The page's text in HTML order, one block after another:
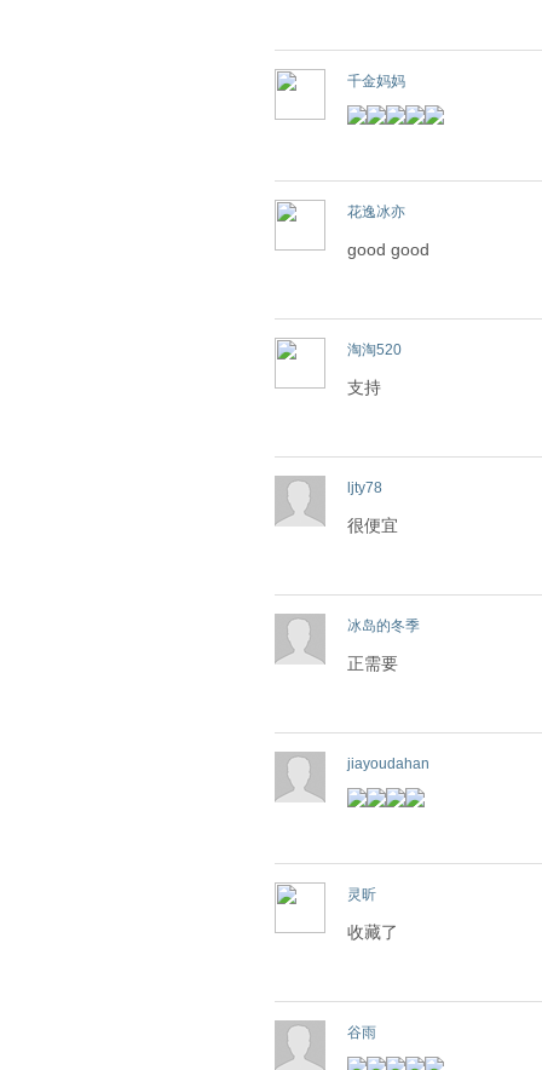
千金妈妈
花逸冰亦
good good
淘淘520
支持
ljty78
很便宜
冰岛的冬季
正需要
jiayoudahan
灵昕
收藏了
谷雨